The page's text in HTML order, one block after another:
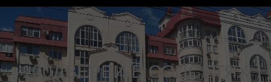
100ДВЕРЕЙ В СОЦСЕТЯХ